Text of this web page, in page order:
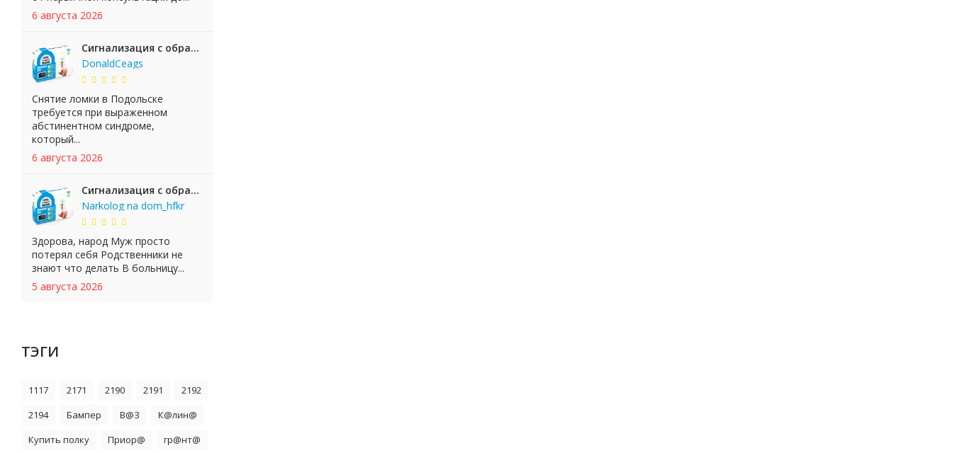
6 августа 2026
Сигнализация с обратной связью StarLine E65 BT 2CAN+LIN
DonaldCeags
Снятие ломки в Подольске
требуется при выраженном
абстинентном синдроме,
который...
6 августа 2026
Сигнализация с обратной связью StarLine E65 BT 2CAN+LIN
Narkolog na dom_hfkr
Здорова, народ Муж просто
потерял себя Родственники не
знают что делать В больницу...
5 августа 2026
ТЭГИ
1117 2171 2190 2191
2192
2194
Бампер В@З
К@лин@
Купить полку
Приор@ гр@нт@